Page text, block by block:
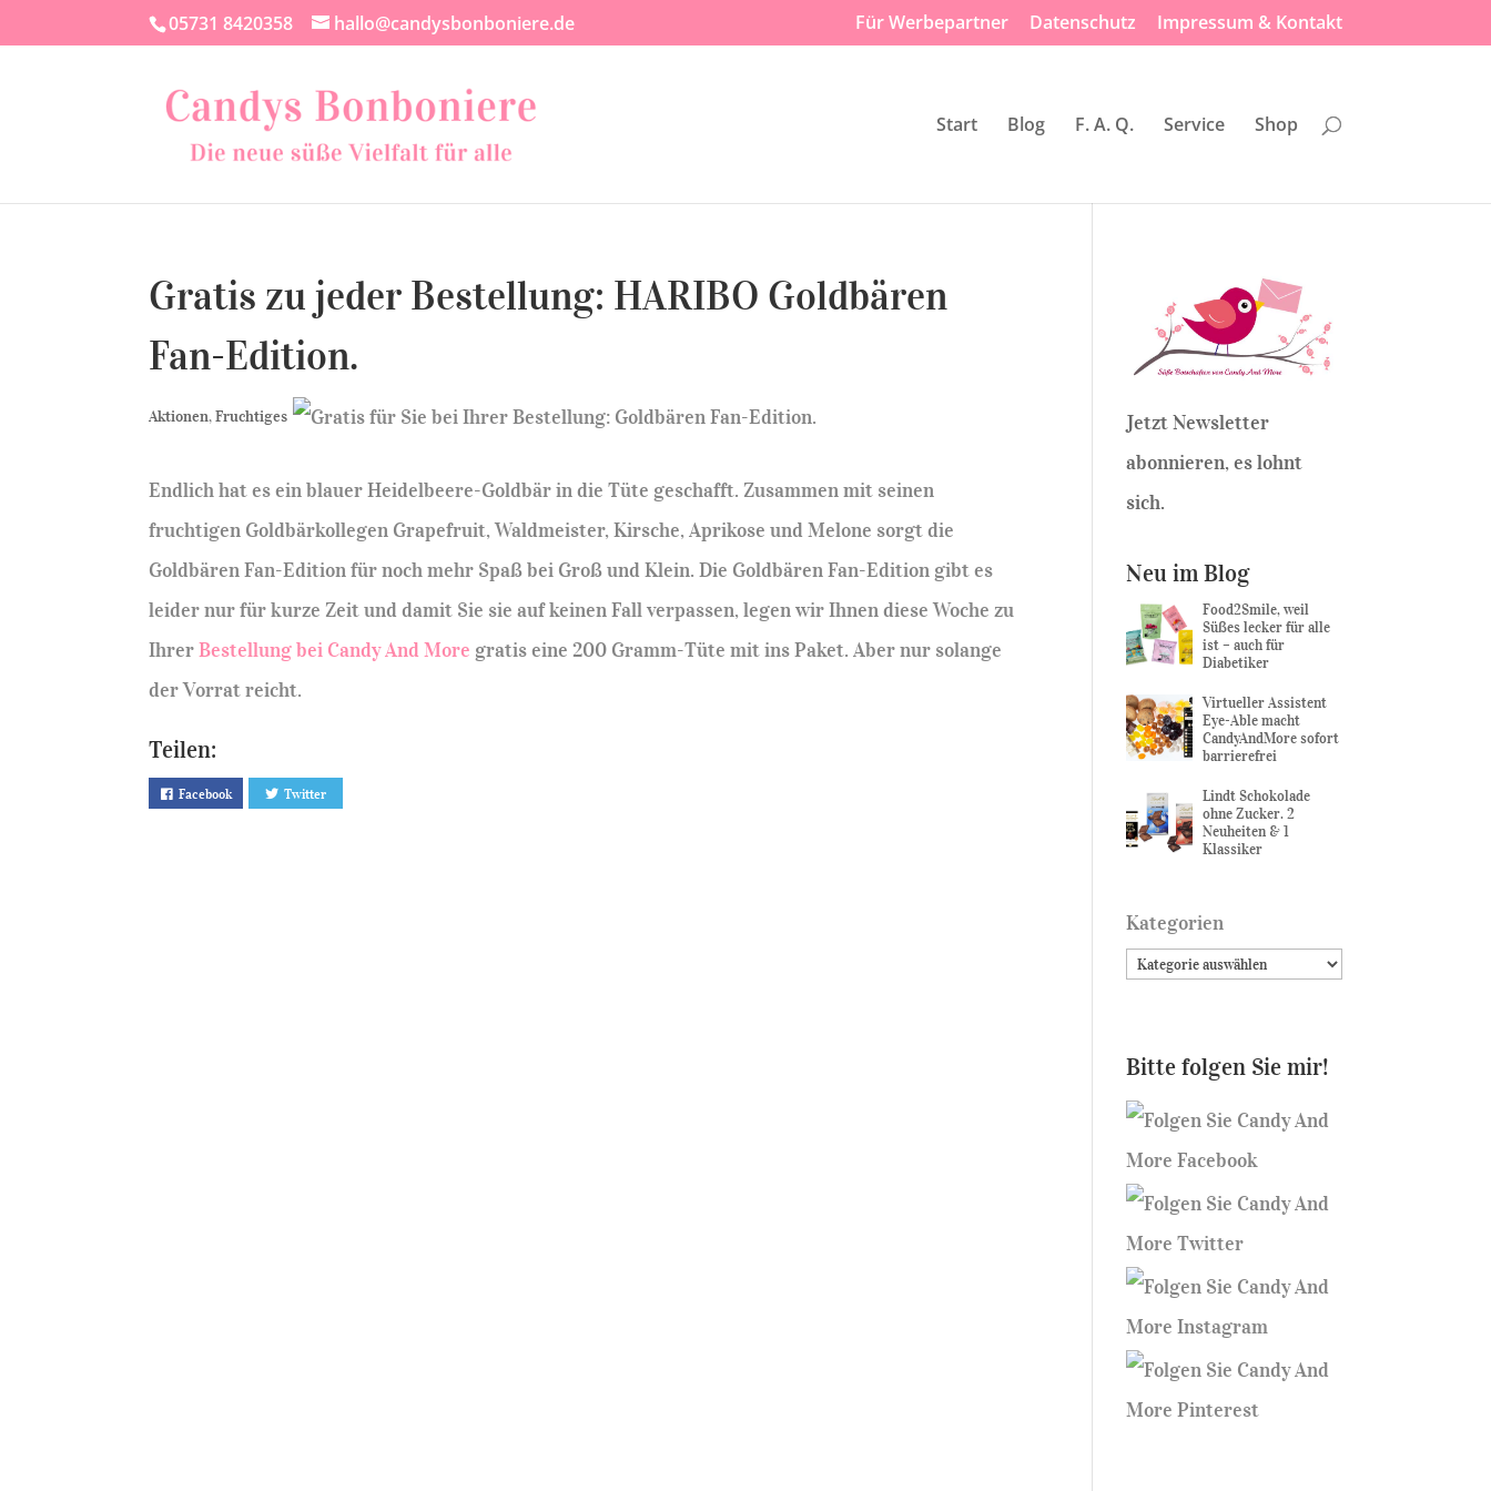
05731 8420358 hallo@candysbonboniere.de Für Werbepartner Datenschutz Impressum & Kontakt
Start Blog F. A. Q. Service Shop
Gratis zu jeder Bestellung: HARIBO Goldbären
Fan-Edition.
Aktionen,Fruchtiges
Endlich hat es ein blauer Heidelbeere-Goldbär in die Tüte geschafft. Zusammen mit seinen
fruchtigen Goldbärkollegen Grapefruit, Waldmeister, Kirsche, Aprikose und Melone sorgt die
Goldbären Fan-Edition für noch mehr Spaß bei Groß und Klein. Die Goldbären Fan-Edition gibt es
leider nur für kurze Zeit und damit Sie sie auf keinen Fall verpassen, legen wir Ihnen diese Woche zu
IhrerBestellung bei Candy And More gratis eine 200 Gramm-Tüte mit ins Paket. Aber nur solange
der Vorrat reicht.
Teilen:
Facebook Twitter
Jetzt Newsletter
abonnieren, es lohnt
sich.
Neu im Blog
Food2Smile, weil
Süßes lecker für alle
ist – auch für
Diabetiker
Virtueller Assistent
Eye-Able macht
CandyAndMore sofort
barrierefrei
Lindt Schokolade
ohne Zucker. 2
Neuheiten & 1
Klassiker
Kategorien
Bitte folgen Sie mir!